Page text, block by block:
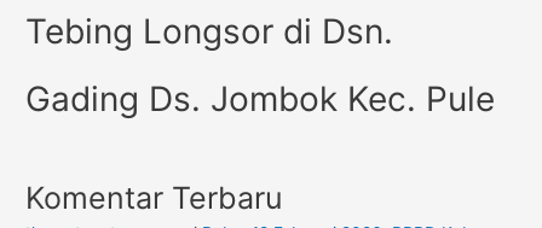
Tebing Longsor di Dsn.
Gading Ds. Jombok Kec. Pule
Komentar Terbaru